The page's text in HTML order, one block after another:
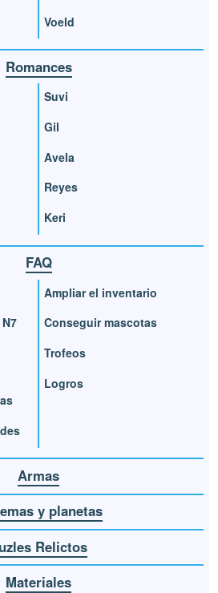
Voeld
Romances
Suvi
Gil
Avela
Reyes
Keri
FAQ
Ampliar el inventario
Conseguir mascotas
Trofeos
Logros
Armas
y planetas
Relictos
Materiales